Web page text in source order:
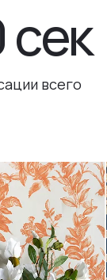
всего